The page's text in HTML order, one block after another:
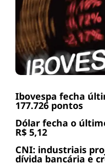
Ibovespa fecha
177.726 pontos
Dólar fecha o
R$ 5,12
CNI: industriais
dívida bancária e